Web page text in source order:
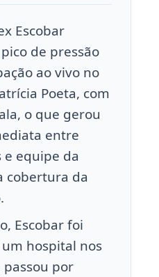
Escobar
de pressão
ao vivo no
Poeta, com
o que gerou
entre
equipe da
cobertura da
Escobar foi
hospital nos
passou por